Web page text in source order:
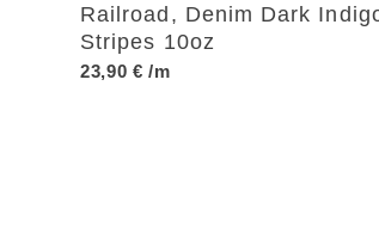
Railroad, Denim Dark
Stripes 10oz
23,90€ /m